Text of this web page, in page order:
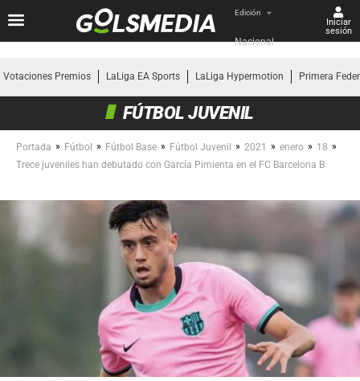
Edición
Nacional
Iniciar
sesión
Votaciones Premios LaLiga EA Sports LaLiga Hypermotion Primera
FÚTBOL JUVENIL
Portada » Fútbol » Fútbol Base » Fútbol Juvenil » 2021 » enero » 18 »
Trece juveniles han debutado con García Pimienta en el FC Barcelona B